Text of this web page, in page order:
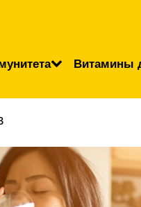
Витамины